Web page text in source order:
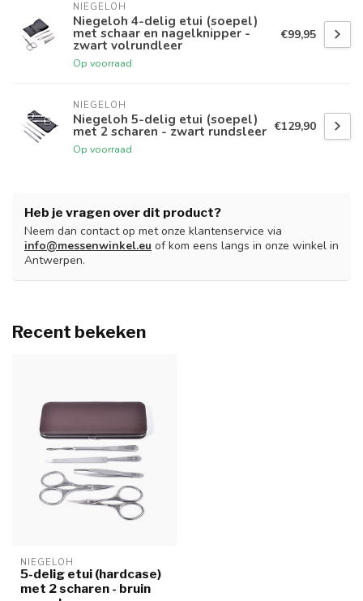
NIEGELOH
Niegeloh 4-delig etui (soepel)
met schaar en nagelknipper -
zwart volrundleer
Op voorraad
€99,95
NIEGELOH
Niegeloh 5-delig etui (soepel)
met 2 scharen - zwart rundsleer
Op voorraad
€129,90
Heb je vragen over dit product?
Neem dan contact op met onze klantenservice via
info@messenwinkel.eu of kom eens langs in onze winkel in
Antwerpen.
Recent bekeken
NIEGELOH
5-delig etui (hardcase)
met 2 scharen - bruin